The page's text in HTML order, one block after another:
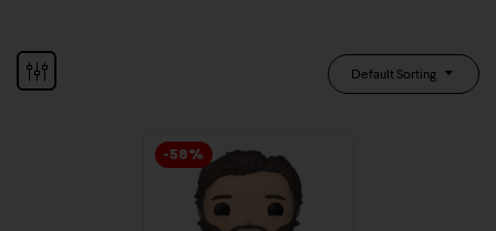
Default Sorting
-58%